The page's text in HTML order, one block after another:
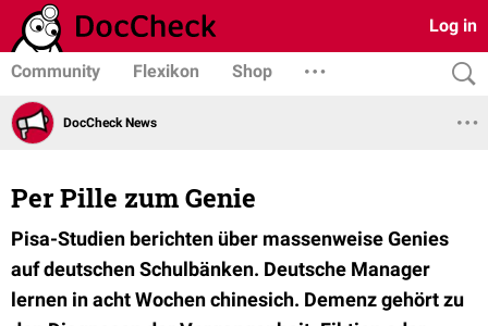
Log in
Community Flexikon Shop
DocCheck News
Per Pille zum Genie
Pisa-Studien berichten über massenweise Genies
auf deutschen Schulbänken. Deutsche Manager
lernen in acht Wochen chinesich. Demenz gehört zu